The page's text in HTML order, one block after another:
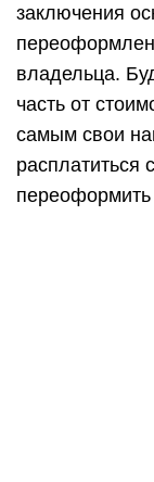
заключения
владельца.
часть от
самым свои
расплатиться